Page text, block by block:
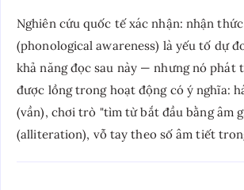
Nghiên cứu quốc tế xác nhận: nhận
(phonological awareness) là yếu tố dự
khả năng đọc sau này — nhưng nó phát
được lồng trong hoạt động có ý nghĩa:
(vần), chơi trò "tìm từ bắt đầu bằng âm
(alliteration), vỗ tay theo số âm tiết